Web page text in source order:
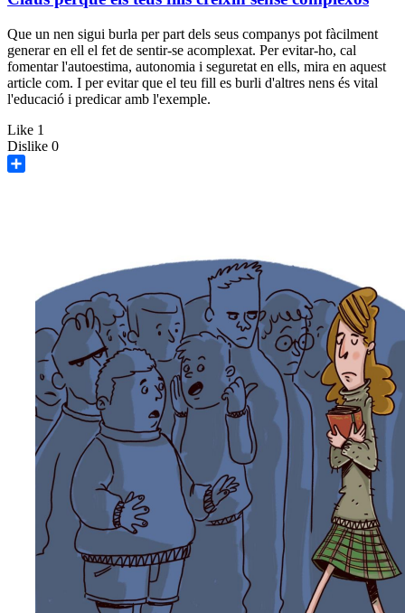
Que un nen sigui burla per part dels seus companys pot fàcilment
generar en ell el fet de sentir-se acomplexat. Per evitar-ho, cal
fomentar l'autoestima, autonomia i seguretat en ells, mira en aquest
article com. I per evitar que el teu fill es burli d'altres nens és vital
l'educació i predicar amb l'exemple.
Like 1
Dislike 0